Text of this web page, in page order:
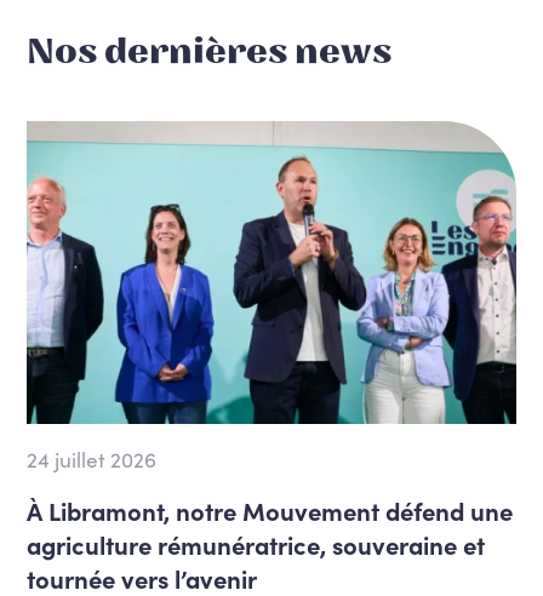
Nos dernières news
24 juillet 2026
À Libramont, notre Mouvement défend une
agriculture rémunératrice, souveraine et
tournée vers l’avenir